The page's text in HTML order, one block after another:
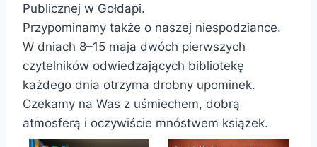
Publicznej w Gołdapi.
Przypominamy także o naszej niespodziance.
W dniach 8–15 maja dwóch pierwszych
czytelników odwiedzających bibliotekę
każdego dnia otrzyma drobny upominek.
Czekamy na Was z uśmiechem, dobrą
atmosferą i oczywiście mnóstwem książek.